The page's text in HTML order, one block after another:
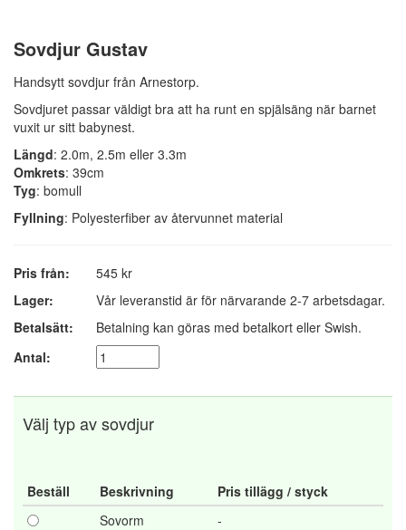
Sovdjur Gustav
Handsytt sovdjur från Arnestorp.
Sovdjuret passar väldigt bra att ha runt en spjälsäng när barnet
vuxit ur sitt babynest.
Längd: 2.0m, 2.5m eller 3.3m
Omkrets: 39cm
Tyg: bomull
Fyllning: Polyesterfiber av återvunnet material
Pris från:
545 kr
Lager:
Vår leveranstid är för närvarande 2-7 arbetsdagar.
Betalsätt:
Betalning kan göras med betalkort eller Swish.
Antal:
Välj typ av sovdjur
Beställ Beskrivning
Pris tillägg / styck
Sovorm
-